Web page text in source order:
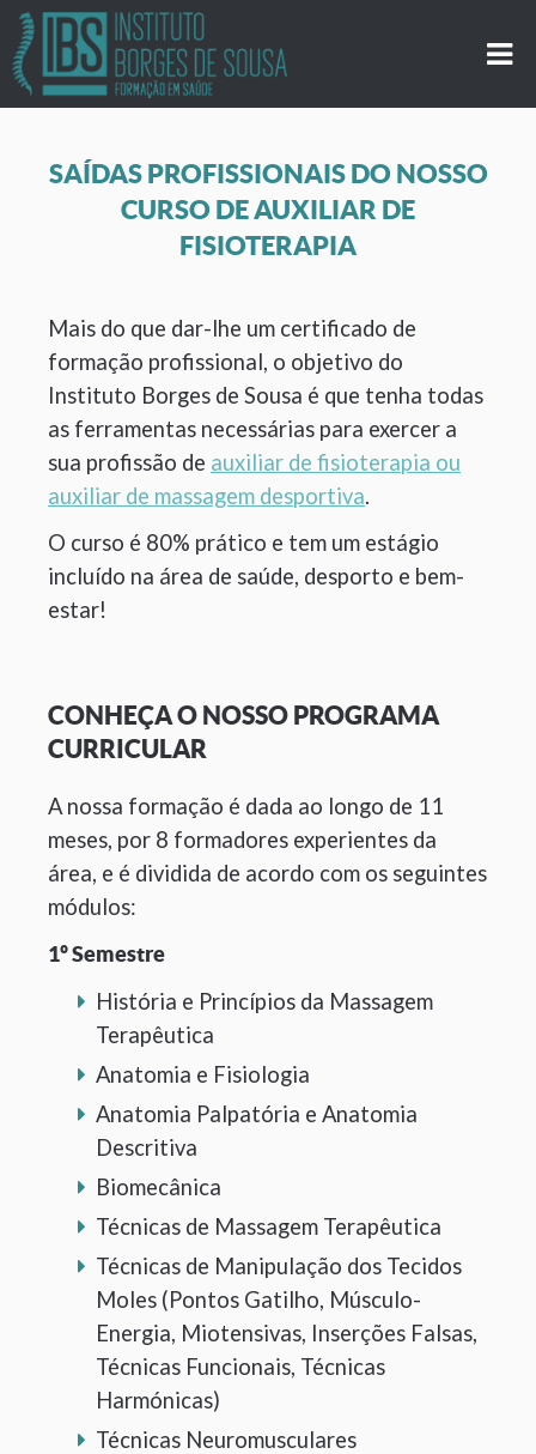
SAÍDAS PROFISSIONAIS DO NOSSO
CURSO DE AUXILIAR DE
FISIOTERAPIA
Mais do que dar-lhe um certificado de
formação profissional, o objetivo do
Instituto Borges de Sousa é que tenha todas
as ferramentas necessárias para exercer a
sua profissão de auxiliar de fisioterapia ou
auxiliar de massagem desportiva.
O curso é 80% prático e tem um estágio
incluído na área de saúde, desporto e bem-
estar!
CONHEÇA O NOSSO PROGRAMA
CURRICULAR
A nossa formação é dada ao longo de 11
meses, por 8 formadores experientes da
área, e é dividida de acordo com os seguintes
módulos:
1º Semestre
História e Princípios da Massagem
Terapêutica
Anatomia e Fisiologia
Anatomia Palpatória e Anatomia
Descritiva
Biomecânica
Técnicas de Massagem Terapêutica
Técnicas de Manipulação dos Tecidos
Moles (Pontos Gatilho, Músculo-
Energia, Miotensivas, Inserções Falsas,
Técnicas Funcionais, Técnicas
Harmónicas)
Técnicas Neuromusculares